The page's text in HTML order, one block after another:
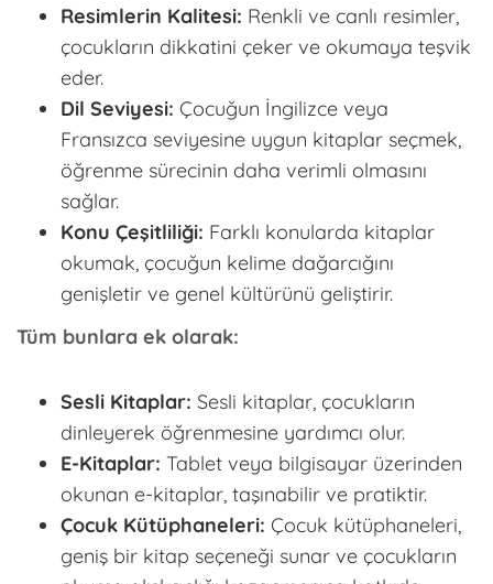
Resimlerin Kalitesi: Renkli ve canlı resimler,
çocukların dikkatini çeker ve okumaya teşvik
eder.
Dil Seviyesi: Çocuğun İngilizce veya
Fransızca seviyesine uygun kitaplar seçmek,
öğrenme sürecinin daha verimli olmasını
sağlar.
Konu Çeşitliliği: Farklı konularda kitaplar
okumak, çocuğun kelime dağarcığını
genişletir ve genel kültürünü geliştirir.
Tüm bunlara ek olarak:
Sesli Kitaplar: Sesli kitaplar, çocukların
dinleyerek öğrenmesine yardımcı olur.
E-Kitaplar: Tablet veya bilgisayar üzerinden
okunan e-kitaplar, taşınabilir ve pratiktir.
Çocuk Kütüphaneleri: Çocuk kütüphaneleri,
geniş bir kitap seçeneği sunar ve çocukların